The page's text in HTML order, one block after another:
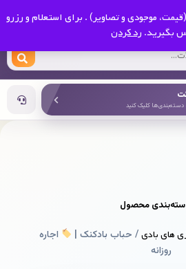
موجودی و تصاویر) . برای استعلام و رزرو
بگیرید. رد کردن
کلیک کنید
محصول
های بادی/ حباب بادکنک |
اجاره
روزانه